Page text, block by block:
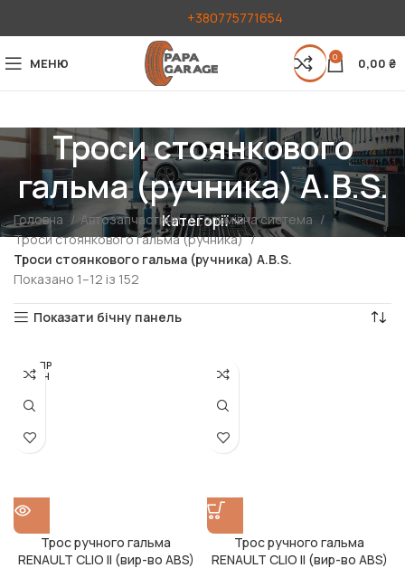
+380775771654
МЕНЮ 0 0,00 ₴
Троси стоянкового
гальма (ручника) A.B.S.
Категорії
Головна Автозапчастини
Гальмівна система
Троси стоянкового гальма (ручника)
Троси стоянкового гальма (ручника) A.B.S.
Показано 1–12 із 152
Показати бічну панель
РОЗПР
ОДАН
Трос ручного гальма
RENAULT CLIO II (вир-во ABS)
Трос ручного гальма
RENAULT CLIO II (вир-во ABS)